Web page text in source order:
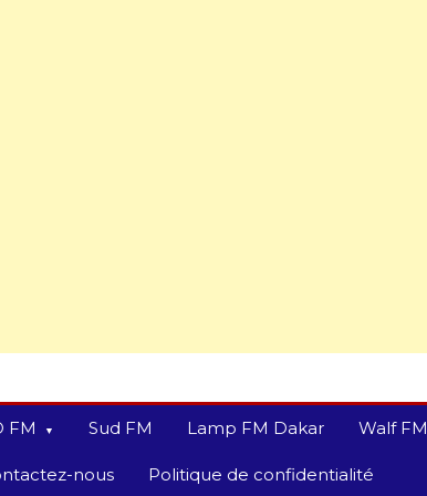
FM Sud FM Lamp FM Dakar Walf FM
nous Politique de confidentialité